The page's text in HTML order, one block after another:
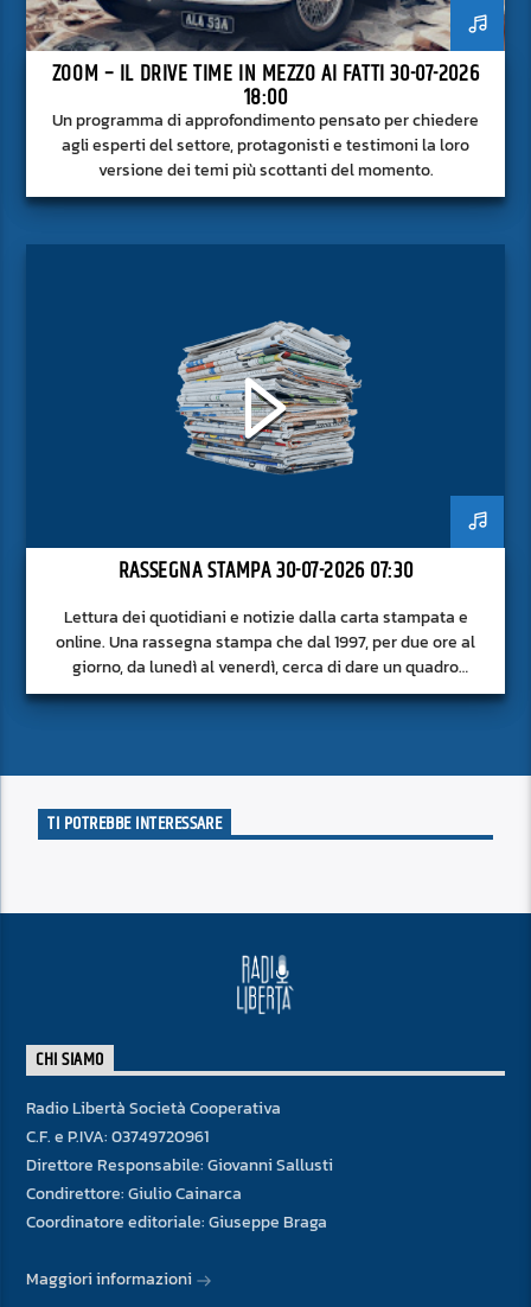
ZOOM – IL DRIVE TIME IN MEZZO AI FATTI 30-07-2026
18:00
Un programma di approfondimento pensato per chiedere
agli esperti del settore, protagonisti e testimoni la loro
versione dei temi più scottanti del momento.
RASSEGNA STAMPA 30-07-2026 07:30
Lettura dei quotidiani e notizie dalla carta stampata e
online. Una rassegna stampa che dal 1997, per due ore al
giorno, da lunedì al venerdì, cerca di dare un quadro
approfondito delle notizie del giorno, senza fermarsi alla
TI POTREBBE INTERESSARE
CHI SIAMO
Radio Libertà Società Cooperativa
C.F. e P.IVA: 03749720961
Direttore Responsabile: Giovanni Sallusti
Condirettore: Giulio Cainarca
Coordinatore editoriale: Giuseppe Braga
Maggiori informazioni